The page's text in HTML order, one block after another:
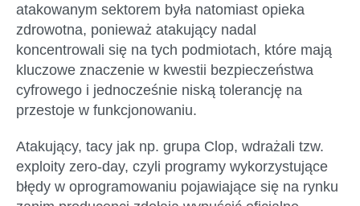
atakowanym sektorem była natomiast opieka
zdrowotna, ponieważ atakujący nadal
koncentrowali się na tych podmiotach, które mają
kluczowe znaczenie w kwestii bezpieczeństwa
cyfrowego i jednocześnie niską tolerancję na
przestoje w funkcjonowaniu.
Atakujący, tacy jak np. grupa Clop, wdrażali tzw.
exploity zero-day, czyli programy wykorzystujące
błędy w oprogramowaniu pojawiające się na rynku